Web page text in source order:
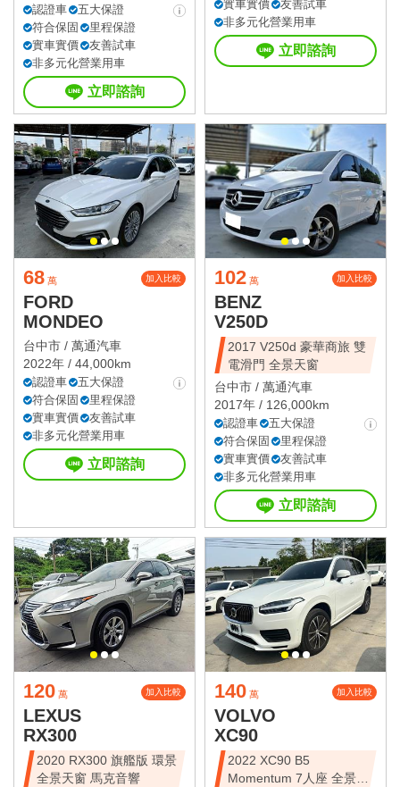
認證車
五大保證
符合保固
里程保證
實車實價
友善試車
非多元化營業用車
立即諮詢
實車實價
友善試車
非多元化營業用車
立即諮詢
68 萬 加入比較
FORD
MONDEO
台中市 / 萬通汽車
2022年 / 44,000km
認證車
五大保證
符合保固
里程保證
實車實價
友善試車
非多元化營業用車
立即諮詢
102 萬 加入比較
BENZ
V250D
2017 V250d 豪華商旅 雙
電滑門 全景天窗
台中市 / 萬通汽車
2017年 / 126,000km
認證車
五大保證
符合保固
里程保證
實車實價
友善試車
非多元化營業用車
立即諮詢
120 萬 加入比較
LEXUS
RX300
2020 RX300 旗艦版 環景
全景天窗 馬克音響
140 萬 加入比較
VOLVO
XC90
2022 XC90 B5
Momentum 7人座 全景天